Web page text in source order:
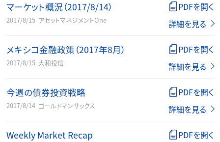
マーケット概況（2017/8/14）
2017/8/15 アセットマネジメントOne
PDFを開く
詳細を見る
メキシコ金融政策（2017年8月）
2017/8/15 大和投信
PDFを開く
詳細を見る
今週の債券投資戦略
2017/8/14 ゴールドマンサックス
PDFを開く
詳細を見る
Weekly Market Recap
PDFを開く